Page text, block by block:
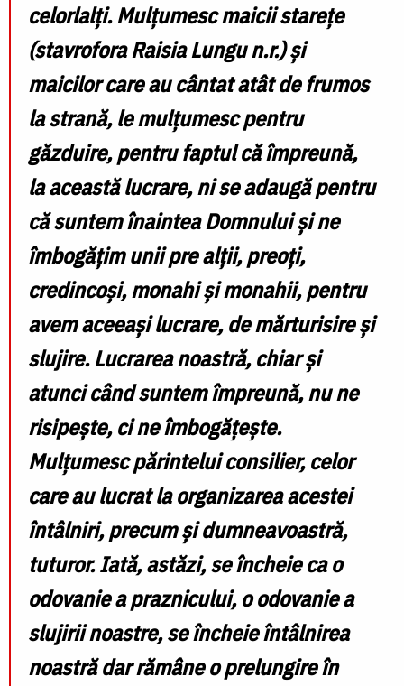
celorlalți. Mulțumesc maicii starețe
(stavrofora Raisia Lungu n.r.) și
maicilor care au cântat atât de frumos
la strană, le mulțumesc pentru
găzduire, pentru faptul că împreună,
la această lucrare, ni se adaugă pentru
că suntem înaintea Domnului și ne
îmbogățim unii pre alții, preoți,
credincoși, monahi și monahii, pentru
avem aceeași lucrare, de mărturisire și
slujire. Lucrarea noastră, chiar și
atunci când suntem împreună, nu ne
risipește, ci ne îmbogățește.
Mulțumesc părintelui consilier, celor
care au lucrat la organizarea acestei
întâlniri, precum și dumneavoastră,
tuturor. Iată, astăzi, se încheie ca o
odovanie a praznicului, o odovanie a
slujirii noastre, se încheie întâlnirea
noastră dar rămâne o prelungire în